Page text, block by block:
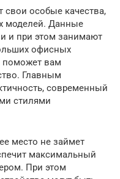
особые качества,
моделей. Данные
и при этом занимают
офисных
поможет вам
Главным
современный
стилями
место не займет
максимальный
При этом